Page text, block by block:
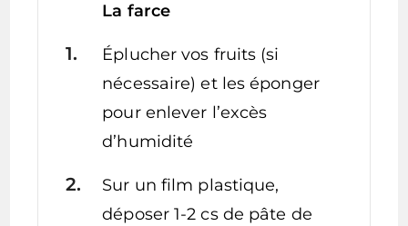
La farce
Éplucher vos fruits (si
nécessaire) et les éponger
pour enlever l’excès
d’humidité
Sur un film plastique,
déposer 1-2 cs de pâte de